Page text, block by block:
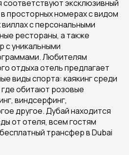
эксклюзивный
просторных номерах с видом
с персональными
рестораны, а также
с уникальными
Любителям
отдыха отель предлагает
виды спорта: каякинг среди
обитают розовые
виндсерфинг,
другое. Дубай находится
от отеля, всем гостям
трансфер в Dubai